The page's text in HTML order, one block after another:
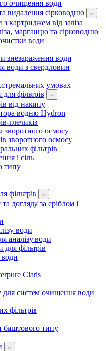
очищення води
та видалення сірководню
з картриджем від заліза
марганцю та сірководню
води
знезараження води
води з свердловин
умовах
фільтрів
від накипу
водню Hydron
глечиків
зворотного осмосу
зворотного осмосу
фільтрів
і сіль
типу
фільтрів
догляду за сріблом і
води
аналізу води
фільтрів
води
Claris
для систем очищення води
фільтрів
баштового типу